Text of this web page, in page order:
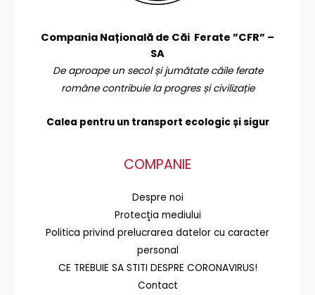
Compania Națională de Căi Ferate ”CFR” –
SA
De aproape un secol și jumătate căile ferate
române contribuie la progres și civilizație
Calea pentru un transport ecologic și sigur
COMPANIE
Despre noi
Protecţia mediului
Politica privind prelucrarea datelor cu caracter
personal
CE TREBUIE SA STITI DESPRE CORONAVIRUS!
Contact